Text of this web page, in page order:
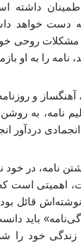
داشته
دست خواهد
مشکلات روحی
را به او
و
نامه، به
دردآور
نامه، در خود
اهمیتی است
قائل
باید
خود را